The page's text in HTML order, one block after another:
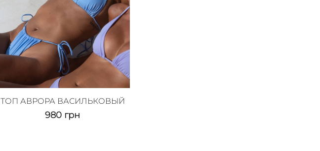
ТОП АВРОРА ВАСИЛЬКОВЫЙ
980 грн